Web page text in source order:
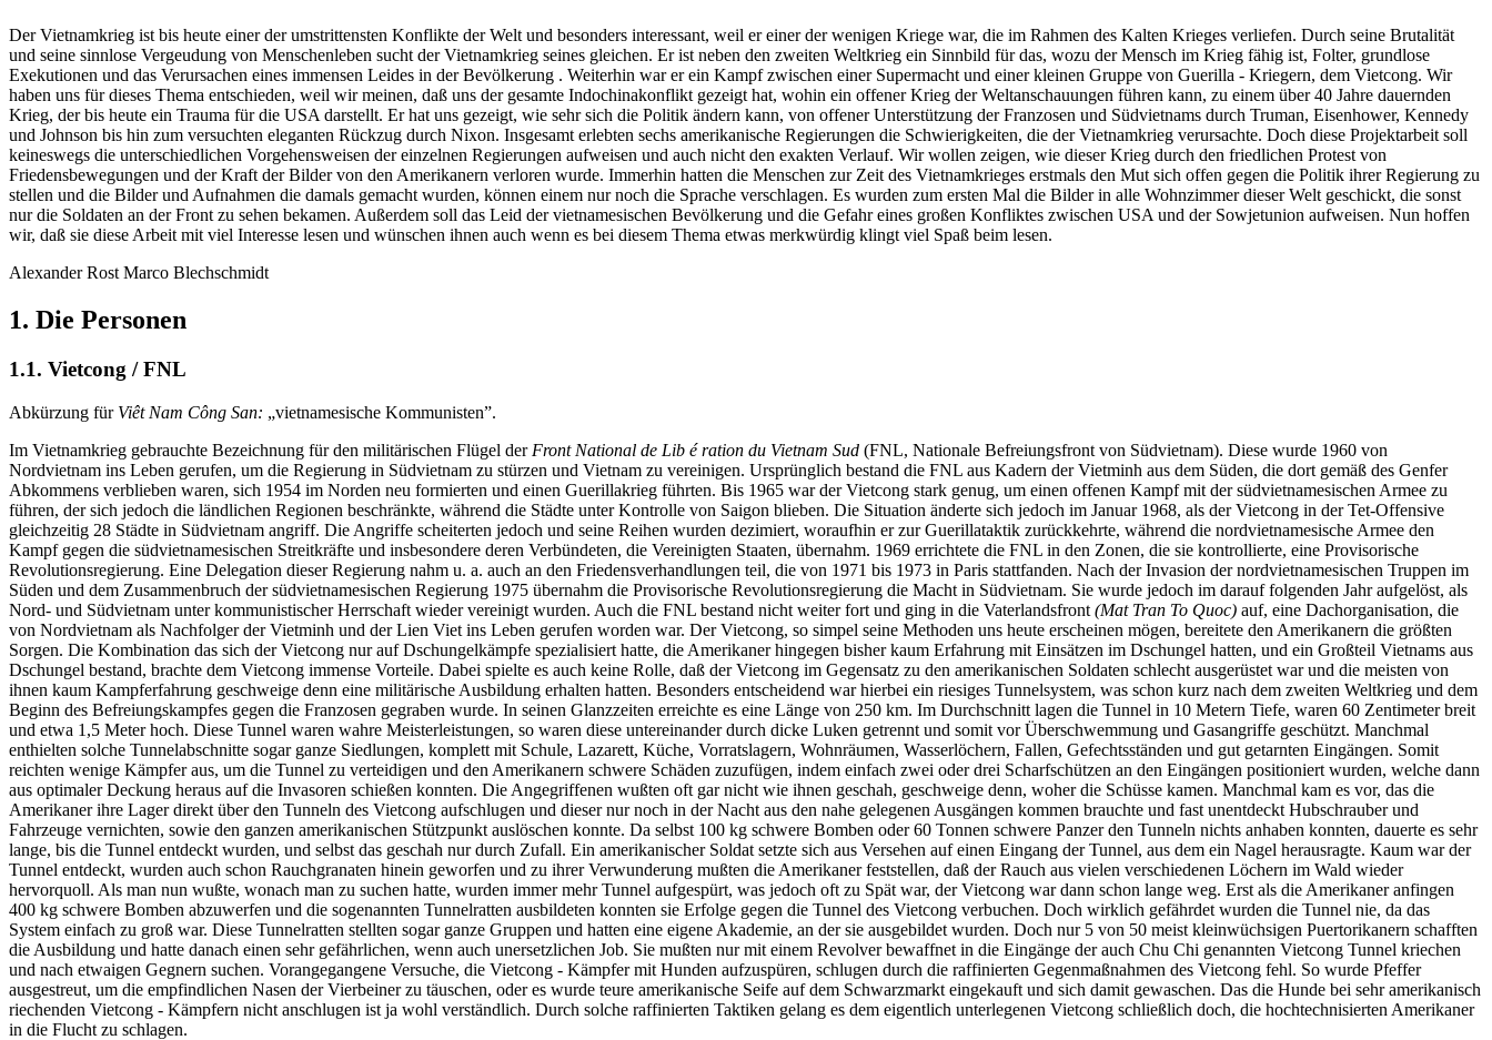
Der Vietnamkrieg ist bis heute einer der umstrittensten Konflikte der Welt und besonders interessant, weil er einer der wenigen Kriege war, die im Rahmen des Kalten Krieges verliefen. Durch seine Brutalität
und seine sinnlose Vergeudung von Menschenleben sucht der Vietnamkrieg seines gleichen. Er ist neben den zweiten Weltkrieg ein Sinnbild für das, wozu der Mensch im Krieg fähig ist, Folter, grundlose
Exekutionen und das Verursachen eines immensen Leides in der Bevölkerung . Weiterhin war er ein Kampf zwischen einer Supermacht und einer kleinen Gruppe von Guerilla - Kriegern, dem Vietcong. Wir
haben uns für dieses Thema entschieden, weil wir meinen, daß uns der gesamte Indochinakonflikt gezeigt hat, wohin ein offener Krieg der Weltanschauungen führen kann, zu einem über 40 Jahre dauernden
Krieg, der bis heute ein Trauma für die USA darstellt. Er hat uns gezeigt, wie sehr sich die Politik ändern kann, von offener Unterstützung der Franzosen und Südvietnams durch Truman, Eisenhower, Kennedy
und Johnson bis hin zum versuchten eleganten Rückzug durch Nixon. Insgesamt erlebten sechs amerikanische Regierungen die Schwierigkeiten, die der Vietnamkrieg verursachte. Doch diese Projektarbeit soll
keineswegs die unterschiedlichen Vorgehensweisen der einzelnen Regierungen aufweisen und auch nicht den exakten Verlauf. Wir wollen zeigen, wie dieser Krieg durch den friedlichen Protest von
Friedensbewegungen und der Kraft der Bilder von den Amerikanern verloren wurde. Immerhin hatten die Menschen zur Zeit des Vietnamkrieges erstmals den Mut sich offen gegen die Politik ihrer Regierung zu
stellen und die Bilder und Aufnahmen die damals gemacht wurden, können einem nur noch die Sprache verschlagen. Es wurden zum ersten Mal die Bilder in alle Wohnzimmer dieser Welt geschickt, die sonst
nur die Soldaten an der Front zu sehen bekamen. Außerdem soll das Leid der vietnamesischen Bevölkerung und die Gefahr eines großen Konfliktes zwischen USA und der Sowjetunion aufweisen. Nun hoffen
wir, daß sie diese Arbeit mit viel Interesse lesen und wünschen ihnen auch wenn es bei diesem Thema etwas merkwürdig klingt viel Spaß beim lesen.
Alexander Rost Marco Blechschmidt
1. Die Personen
1.1. Vietcong / FNL
Abkürzung für Viêt Nam Công San: „vietnamesische Kommunisten”.
Im Vietnamkrieg gebrauchte Bezeichnung für den militärischen Flügel der Front National de Lib é ration du Vietnam Sud (FNL, Nationale Befreiungsfront von Südvietnam). Diese wurde 1960 von
Nordvietnam ins Leben gerufen, um die Regierung in Südvietnam zu stürzen und Vietnam zu vereinigen. Ursprünglich bestand die FNL aus Kadern der Vietminh aus dem Süden, die dort gemäß des Genfer
Abkommens verblieben waren, sich 1954 im Norden neu formierten und einen Guerillakrieg führten. Bis 1965 war der Vietcong stark genug, um einen offenen Kampf mit der südvietnamesischen Armee zu
führen, der sich jedoch die ländlichen Regionen beschränkte, während die Städte unter Kontrolle von Saigon blieben. Die Situation änderte sich jedoch im Januar 1968, als der Vietcong in der Tet-Offensive
gleichzeitig 28 Städte in Südvietnam angriff. Die Angriffe scheiterten jedoch und seine Reihen wurden dezimiert, woraufhin er zur Guerillataktik zurückkehrte, während die nordvietnamesische Armee den
Kampf gegen die südvietnamesischen Streitkräfte und insbesondere deren Verbündeten, die Vereinigten Staaten, übernahm. 1969 errichtete die FNL in den Zonen, die sie kontrollierte, eine Provisorische
Revolutionsregierung. Eine Delegation dieser Regierung nahm u. a. auch an den Friedensverhandlungen teil, die von 1971 bis 1973 in Paris stattfanden. Nach der Invasion der nordvietnamesischen Truppen im
Süden und dem Zusammenbruch der südvietnamesischen Regierung 1975 übernahm die Provisorische Revolutionsregierung die Macht in Südvietnam. Sie wurde jedoch im darauf folgenden Jahr aufgelöst, als
Nord- und Südvietnam unter kommunistischer Herrschaft wieder vereinigt wurden. Auch die FNL bestand nicht weiter fort und ging in die Vaterlandsfront (Mat Tran To Quoc) auf, eine Dachorganisation, die
von Nordvietnam als Nachfolger der Vietminh und der Lien Viet ins Leben gerufen worden war. Der Vietcong, so simpel seine Methoden uns heute erscheinen mögen, bereitete den Amerikanern die größten
Sorgen. Die Kombination das sich der Vietcong nur auf Dschungelkämpfe spezialisiert hatte, die Amerikaner hingegen bisher kaum Erfahrung mit Einsätzen im Dschungel hatten, und ein Großteil Vietnams aus
Dschungel bestand, brachte dem Vietcong immense Vorteile. Dabei spielte es auch keine Rolle, daß der Vietcong im Gegensatz zu den amerikanischen Soldaten schlecht ausgerüstet war und die meisten von
ihnen kaum Kampferfahrung geschweige denn eine militärische Ausbildung erhalten hatten. Besonders entscheidend war hierbei ein riesiges Tunnelsystem, was schon kurz nach dem zweiten Weltkrieg und dem
Beginn des Befreiungskampfes gegen die Franzosen gegraben wurde. In seinen Glanzzeiten erreichte es eine Länge von 250 km. Im Durchschnitt lagen die Tunnel in 10 Metern Tiefe, waren 60 Zentimeter breit
und etwa 1,5 Meter hoch. Diese Tunnel waren wahre Meisterleistungen, so waren diese untereinander durch dicke Luken getrennt und somit vor Überschwemmung und Gasangriffe geschützt. Manchmal
enthielten solche Tunnelabschnitte sogar ganze Siedlungen, komplett mit Schule, Lazarett, Küche, Vorratslagern, Wohnräumen, Wasserlöchern, Fallen, Gefechtsständen und gut getarnten Eingängen. Somit
reichten wenige Kämpfer aus, um die Tunnel zu verteidigen und den Amerikanern schwere Schäden zuzufügen, indem einfach zwei oder drei Scharfschützen an den Eingängen positioniert wurden, welche dann
aus optimaler Deckung heraus auf die Invasoren schießen konnten. Die Angegriffenen wußten oft gar nicht wie ihnen geschah, geschweige denn, woher die Schüsse kamen. Manchmal kam es vor, das die
Amerikaner ihre Lager direkt über den Tunneln des Vietcong aufschlugen und dieser nur noch in der Nacht aus den nahe gelegenen Ausgängen kommen brauchte und fast unentdeckt Hubschrauber und
Fahrzeuge vernichten, sowie den ganzen amerikanischen Stützpunkt auslöschen konnte. Da selbst 100 kg schwere Bomben oder 60 Tonnen schwere Panzer den Tunneln nichts anhaben konnten, dauerte es sehr
lange, bis die Tunnel entdeckt wurden, und selbst das geschah nur durch Zufall. Ein amerikanischer Soldat setzte sich aus Versehen auf einen Eingang der Tunnel, aus dem ein Nagel herausragte. Kaum war der
Tunnel entdeckt, wurden auch schon Rauchgranaten hinein geworfen und zu ihrer Verwunderung mußten die Amerikaner feststellen, daß der Rauch aus vielen verschiedenen Löchern im Wald wieder
hervorquoll. Als man nun wußte, wonach man zu suchen hatte, wurden immer mehr Tunnel aufgespürt, was jedoch oft zu Spät war, der Vietcong war dann schon lange weg. Erst als die Amerikaner anfingen
400 kg schwere Bomben abzuwerfen und die sogenannten Tunnelratten ausbildeten konnten sie Erfolge gegen die Tunnel des Vietcong verbuchen. Doch wirklich gefährdet wurden die Tunnel nie, da das
System einfach zu groß war. Diese Tunnelratten stellten sogar ganze Gruppen und hatten eine eigene Akademie, an der sie ausgebildet wurden. Doch nur 5 von 50 meist kleinwüchsigen Puertorikanern schafften
die Ausbildung und hatte danach einen sehr gefährlichen, wenn auch unersetzlichen Job. Sie mußten nur mit einem Revolver bewaffnet in die Eingänge der auch Chu Chi genannten Vietcong Tunnel kriechen
und nach etwaigen Gegnern suchen. Vorangegangene Versuche, die Vietcong - Kämpfer mit Hunden aufzuspüren, schlugen durch die raffinierten Gegenmaßnahmen des Vietcong fehl. So wurde Pfeffer
ausgestreut, um die empfindlichen Nasen der Vierbeiner zu täuschen, oder es wurde teure amerikanische Seife auf dem Schwarzmarkt eingekauft und sich damit gewaschen. Das die Hunde bei sehr amerikanisch
riechenden Vietcong - Kämpfern nicht anschlugen ist ja wohl verständlich. Durch solche raffinierten Taktiken gelang es dem eigentlich unterlegenen Vietcong schließlich doch, die hochtechnisierten Amerikaner
in die Flucht zu schlagen.